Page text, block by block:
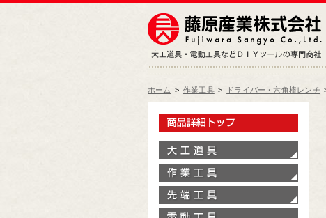
ホーム > 作業工具 > ドライバー・六角棒レンチ
製品